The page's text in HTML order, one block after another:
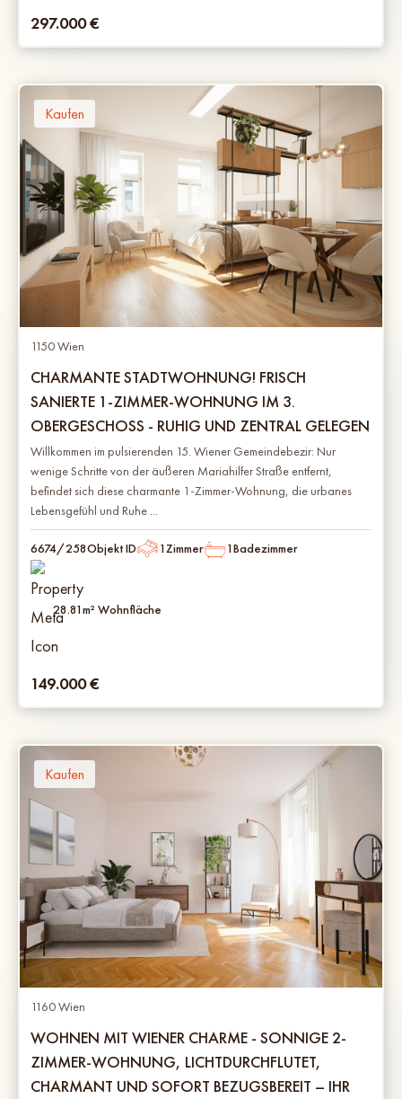
297.000€
Kaufen
1150 Wien
CHARMANTE STADTWOHNUNG! FRISCH
SANIERTE 1-ZIMMER-WOHNUNG IM 3.
OBERGESCHOSS - RUHIG UND ZENTRAL GELEGEN
Willkommen im pulsierenden 15. Wiener Gemeindebezir: Nur
wenige Schritte von der äußeren Mariahilfer Straße entfernt,
befindet sich diese charmante 1-Zimmer-Wohnung, die urbanes
Lebensgefühl und Ruhe ...
6674/258Objekt ID 1Zimmer 1Badezimmer
28.81m² Wohnfläche
149.000€
Kaufen
1160 Wien
WOHNEN MIT WIENER CHARME - SONNIGE 2-
ZIMMER-WOHNUNG, LICHTDURCHFLUTET,
CHARMANT UND SOFORT BEZUGSBEREIT – IHR